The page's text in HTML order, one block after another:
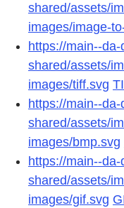
shared/assets/
images/image-
https://main--
shared/assets/
images/tiff.svg
https://main--
shared/assets/
images/bmp.svg
https://main--
shared/assets/
images/gif.svg